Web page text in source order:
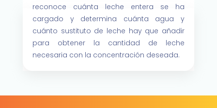
reconoce cuánta leche entera se ha
cargado y determina cuánta agua y
cuánto sustituto de leche hay que añadir
para obtener la cantidad de leche
necesaria con la concentración deseada.